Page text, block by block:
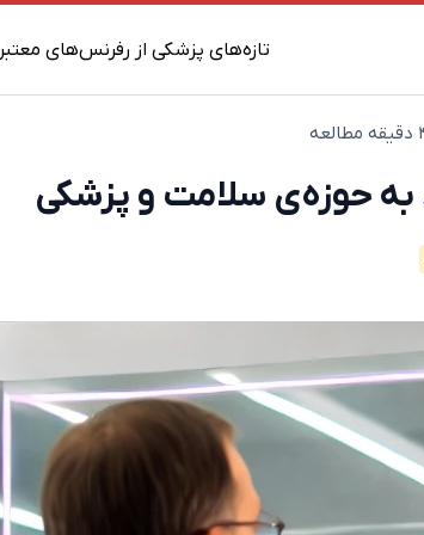
تازه‌های پزشکی از رفرنس‌های معتبر